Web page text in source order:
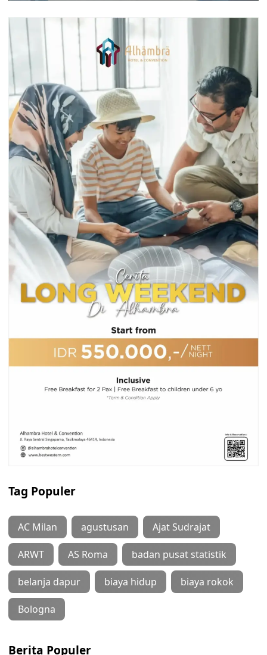
Tag Populer
AC Milan agustusan Ajat Sudrajat
ARWT AS Roma badan pusat statistik
belanja dapur biaya hidup biaya rokok
Bologna
Berita Populer